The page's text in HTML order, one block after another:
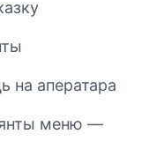
на аператара
меню —